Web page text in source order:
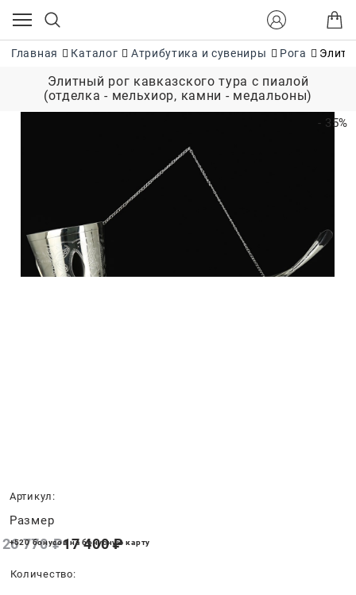
Главная Каталог Атрибутика и сувениры Рога
Элитный рог кавказского тура с пиалой
(отделка - мельхиор, камни - медальоны)
- 35%
Артикул:
Размер
26 770 ₽17 400 ₽
+520 бонусов на бонусную карту
Количество: